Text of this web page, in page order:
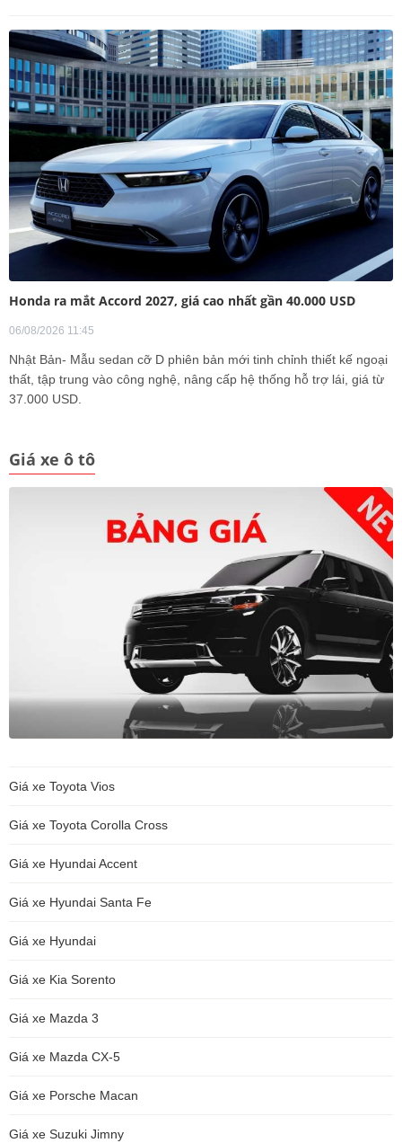
Honda ra mắt Accord 2027, giá cao nhất gần 40.000 USD
06/08/2026 11:45
Nhật Bản- Mẫu sedan cỡ D phiên bản mới tinh chỉnh thiết kế ngoại
thất, tập trung vào công nghệ, nâng cấp hệ thống hỗ trợ lái, giá từ
37.000 USD.
Giá xe ô tô
Giá xe Toyota Vios
Giá xe Toyota Corolla Cross
Giá xe Hyundai Accent
Giá xe Hyundai Santa Fe
Giá xe Hyundai
Giá xe Kia Sorento
Giá xe Mazda 3
Giá xe Mazda CX-5
Giá xe Porsche Macan
Giá xe Suzuki Jimny